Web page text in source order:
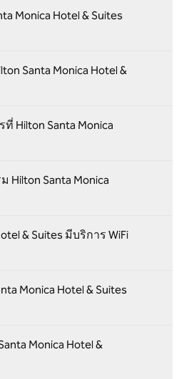
Monica Hotel & Suites
Santa Monica Hotel &
Hilton Santa Monica
Hilton Santa Monica
& Suites มีบริการ WiFi
Monica Hotel & Suites
Monica Hotel &